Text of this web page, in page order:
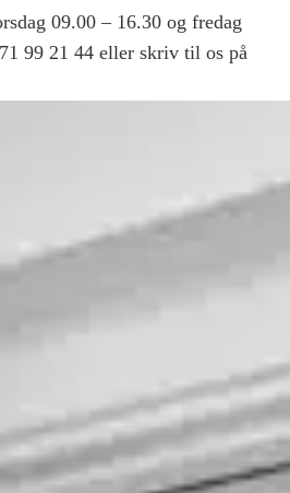
09.00 – 16.30 og fredag
99 21 44 eller skriv til os på